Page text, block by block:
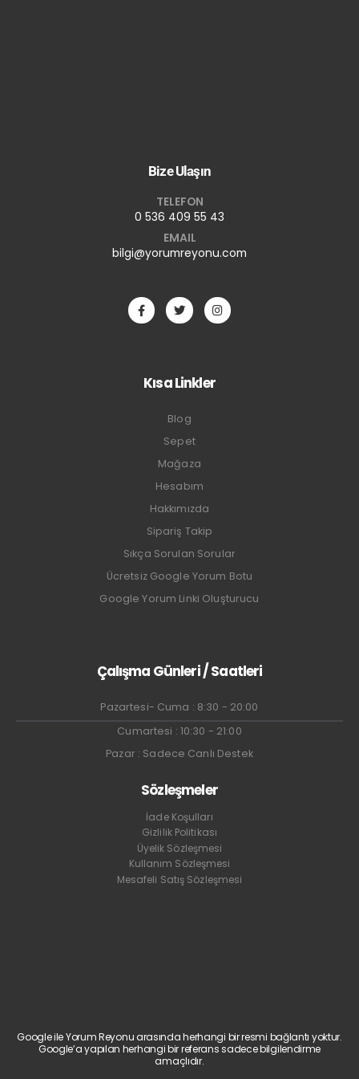
Bize Ulaşın
TELEFON
0 536 409 55 43
EMAIL
bilgi@yorumreyonu.com
Kısa Linkler
Blog
Sepet
Mağaza
Hesabım
Hakkımızda
Sipariş Takip
Sıkça Sorulan Sorular
Ücretsiz Google Yorum Botu
Google Yorum Linki Oluşturucu
Çalışma Günleri / Saatleri
Pazartesi- Cuma : 8:30 - 20:00
Cumartesi : 10:30 - 21:00
Pazar : Sadece Canlı Destek
Sözleşmeler
İade Koşulları
Gizlilik Politikası
Üyelik Sözleşmesi
Kullanım Sözleşmesi
Mesafeli Satış Sözleşmesi
Google ile Yorum Reyonu arasında herhangi bir resmi bağlantı yoktur.
Google’a yapılan herhangi bir referans sadece bilgilendirme
amaçlıdır.